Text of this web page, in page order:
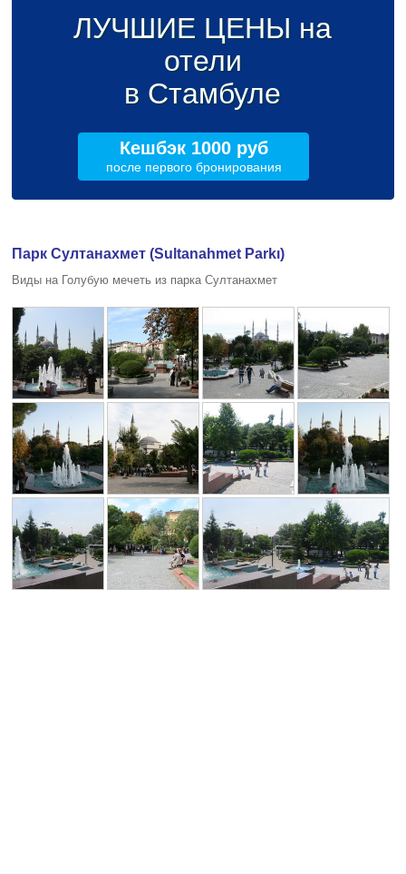
ЛУЧШИЕ ЦЕНЫ на
отели
в Стамбуле
Кешбэк 1000 руб
после первого бронирования
Парк Султанахмет (Sultanahmet Parkı)
Виды на Голубую мечеть из парка Султанахмет